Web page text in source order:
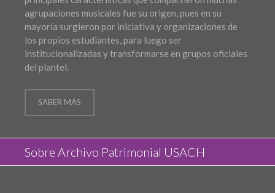
agrupaciones musicales fue su origen, pues en su
mayoría surgieron por iniciativa y organizaciones de
los propios estudiantes, para luego ser
institucionalizadas y transformarse en grupos oficiales
del plantel.
SABER MÁS
Sobre Archivo Patrimonial USACH